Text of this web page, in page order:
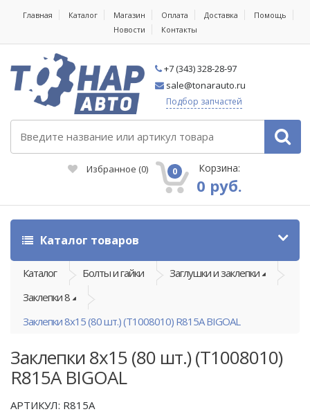
Главная Каталог Магазин Оплата Доставка
Помощь
Новости
Контакты
+7 (343) 328-28-97
sale@tonarauto.ru
Подбор запчастей
Избранное (0) 0 Корзина:
0 руб.
Каталог товаров
Каталог Болты и гайки
Заглушки и заклепки
Заклепки 8
Заклепки 8x15 (80 шт.) (T1008010) R815A BIGOAL
Заклепки 8x15 (80 шт.) (T1008010)
R815A BIGOAL
АРТИКУЛ: R815A